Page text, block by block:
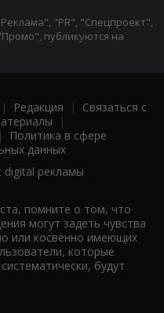
"PR", "Спецпроект",
публикуются на
| Редакция | Связаться с
|
Политика в сфере
данных
рекламы
помните о том, что
могут задеть чувства
или косвенно имеющих
которые
будут